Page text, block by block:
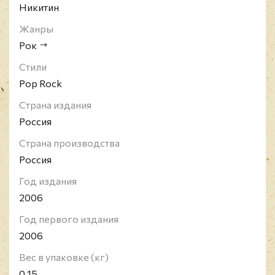
Никитин
Жанры
Рок
Стили
Pop Rock
Страна издания
Россия
Страна производства
Россия
Год издания
2006
Год первого издания
2006
Вес в упаковке (кг)